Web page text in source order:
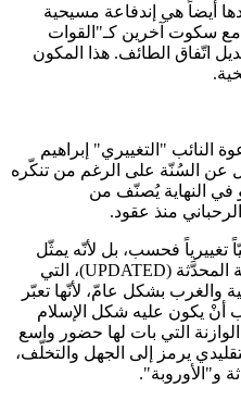
أيضاً هي إندفاعة مسيحية
مع سكوت آخرين كـ"القوات
اتّفاق الطائف. هذا المكون
النائب "التغييري" إبراهيم
عن السُنّة على الرغم من تنكّره
في النهاية يُصنّف من
منذ عقود.
تغييرياً فحسب، بل لأنّه يمثّل
وزميلته حليمة قعقور النخب السنّيّة المحدَّثة (UPDATED)، التي
والغرب بشكل عامّ، لأنّها تعبّر
أنْ يكون عليه شكل الإسلام
التي بات لها حضور واسع
يرمز إلى الجهل والتخلّف،
و"الأوروبة".